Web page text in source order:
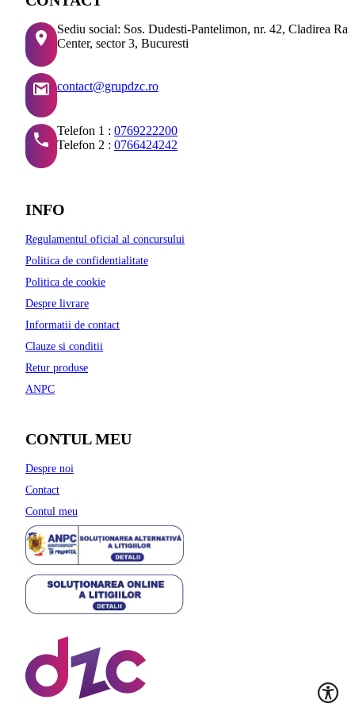
Sediu social: Sos. Dudesti-Pantelimon, nr. 42, Cladirea
Center, sector 3, Bucuresti
contact@grupdzc.ro
Telefon 1 : 0769222200
Telefon 2 : 0766424242
INFO
Regulamentul oficial al concursului
Politica de confidentialitate
Politica de cookie
Despre livrare
Informatii de contact
Clauze si conditii
Retur produse
ANPC
CONTUL MEU
Despre noi
Contact
Contul meu